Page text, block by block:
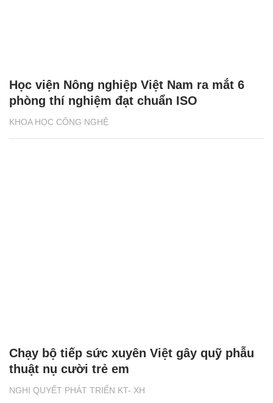
KHOA HỌC CÔNG NGHỆ
Học viện Nông nghiệp Việt Nam ra mắt 6
phòng thí nghiệm đạt chuẩn ISO
NGHỊ QUYẾT PHÁT TRIỂN KT- XH
Chạy bộ tiếp sức xuyên Việt gây quỹ phẫu
thuật nụ cười trẻ em